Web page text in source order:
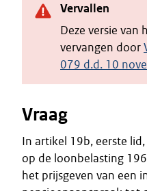
Vervallen
Deze versie van
vervangen door
079 d.d. 10
Vraag
In artikel 19b, eerste
op de loonbelasting
het prijsgeven van een